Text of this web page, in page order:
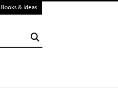
Books & Ideas